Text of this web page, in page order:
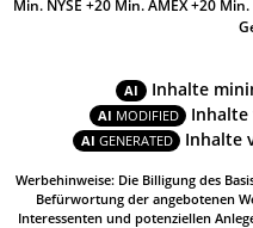
Min. NYSE +20 Min. AMEX +20
AI Inhalte
AI MODIFIED
AI GENERATED Inhalte
Werbehinweise: Die Billigung des
Befürwortung der angebotenen
Interessenten und potenziellen